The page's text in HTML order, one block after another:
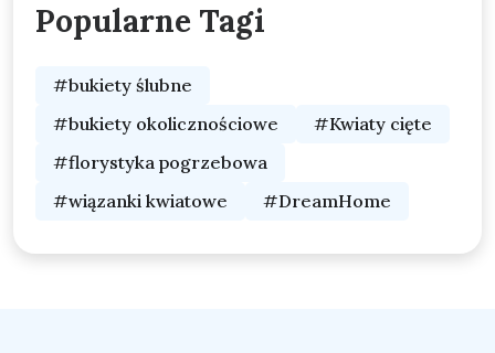
Popularne Tagi
#bukiety ślubne
#bukiety okolicznościowe
#Kwiaty cięte
#florystyka pogrzebowa
#wiązanki kwiatowe
#DreamHome